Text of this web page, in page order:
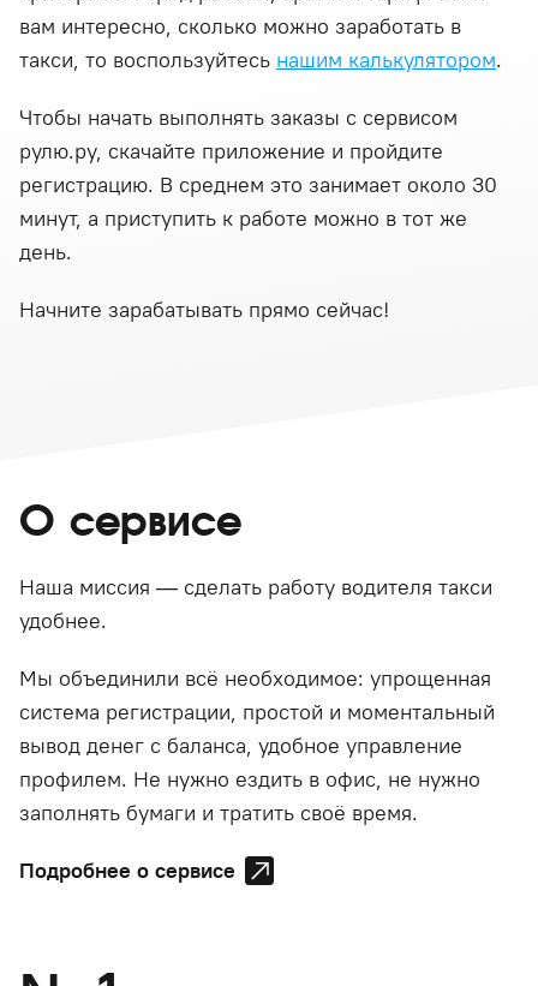
вам интересно, сколько можно заработать в
такси, то воспользуйтесь нашим калькулятором.
Чтобы начать выполнять заказы с сервисом
рулю.ру, скачайте приложение и пройдите
регистрацию. В среднем это занимает около 30
минут, а приступить к работе можно в тот же
день.
Начните зарабатывать прямо сейчас!
О сервисе
Наша миссия — сделать работу водителя такси
удобнее.
Мы объединили всё необходимое: упрощенная
система регистрации, простой и моментальный
вывод денег с баланса, удобное управление
профилем. Не нужно ездить в офис, не нужно
заполнять бумаги и тратить своё время.
Подробнее о сервисе